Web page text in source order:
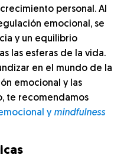
personal. Al
emocional, se
y un equilibrio
las esferas de la vida.
en el mundo de la
emocional y las
te recomendamos
y mindfulness